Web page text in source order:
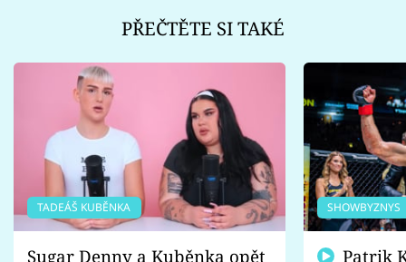
PŘEČTĚTE SI TAKÉ
TADEÁŠ KUBĚNKA
Sugar Denny a Kuběnka opět
SHOWBYZNYS